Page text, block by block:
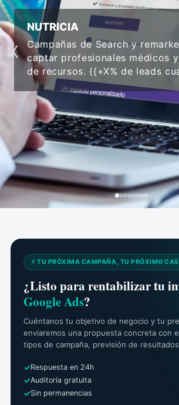
‹
NUTRICIA
Campañas de Search y
captar profesionales médicos
de recursos. {{+X% de leads
⚡ TU PRÓXIMA CAMPAÑA, TU PRÓXIMO
¿Listo para rentabilizar tu
Google Ads?
Cuéntanos tu objetivo de negocio y tu
enviaremos una propuesta concreta con
tipos de campaña, previsión de
Respuesta en 24h
Auditoría gratuita
Sin permanencias